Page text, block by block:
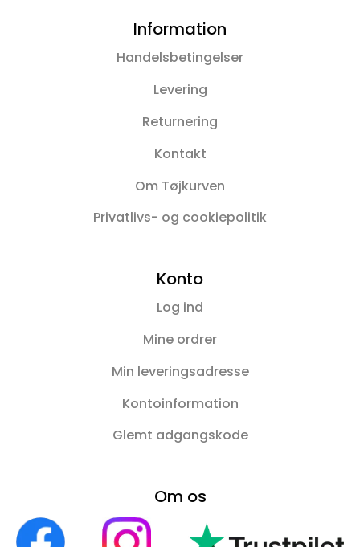
Information
Handelsbetingelser
Levering
Returnering
Kontakt
Om Tøjkurven
Privatlivs- og cookiepolitik
Konto
Log ind
Mine ordrer
Min leveringsadresse
Kontoinformation
Glemt adgangskode
Om os